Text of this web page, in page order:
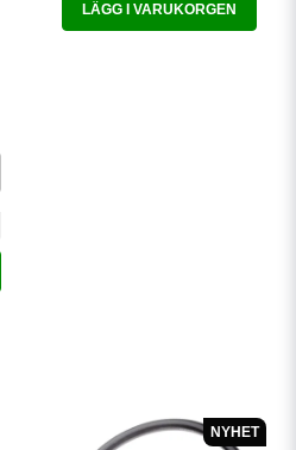
LÄGG I VARUKORGEN
NYHET